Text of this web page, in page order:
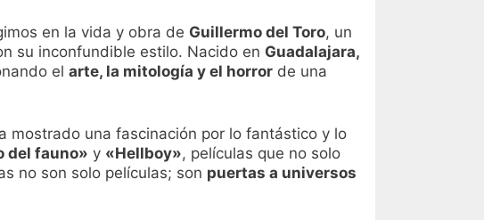
en la vida y obra de Guillermo del Toro, un
su inconfundible estilo. Nacido en Guadalajara,
el arte, la mitología y el horror de una
mostrado una fascinación por lo fantástico y lo
del fauno» y «Hellboy», películas que no solo
no son solo películas; son puertas a universos